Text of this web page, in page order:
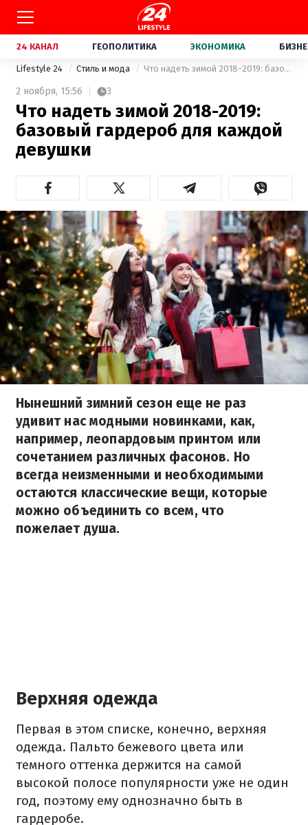
24 КАНАЛ ГЕОПОЛИТИКА ЭКОНОМИКА
Lifestyle 24 Стиль и мода Что надеть зимой 2018-2019: базовый гардероб для каждой девушки
2 ноября, 15:56 3
Что надеть зимой 2018-2019:
базовый гардероб для каждой
девушки
Нынешний зимний сезон еще не раз
удивит нас модными новинками, как,
например, леопардовым принтом или
сочетанием различных фасонов. Но
всегда неизменными и необходимыми
остаются классические вещи, которые
можно объединить со всем, что
пожелает душа.
Верхняя одежда
Первая в этом списке, конечно, верхняя
одежда. Пальто бежевого цвета или
темного оттенка держится на самой
высокой полосе популярности уже не один
год, поэтому ему однозначно быть в
гардеробе.